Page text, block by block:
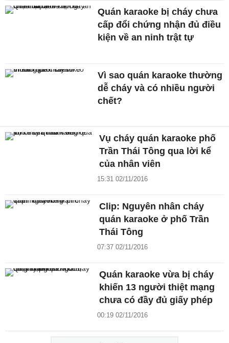
Quán karaoke bị cháy chưa
cấp đổi chứng nhận đủ điều
kiện về an ninh trật tự
Vì sao quán karaoke thường
dễ cháy và có nhiều người
chết?
Vụ cháy quán karaoke phố
Trần Thái Tông qua lời kể
của nhân viên
15:31 02/11/2016
Clip: Nguyên nhân cháy
quán karaoke ở phố Trần
Thái Tông
07:37 02/11/2016
Quán karaoke vừa bị cháy
khiến 13 người thiệt mạng
chưa có đầy đủ giấy phép
00:19 02/11/2016